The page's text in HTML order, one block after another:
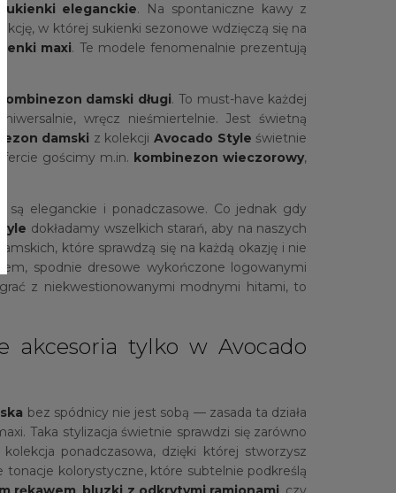
sukienki eleganckie. Na spontaniczne kawy z
w której sukienki sezonowe wdzięczą się na
maxi. Te modele fenomenalnie prezentują
kombinezon damski długi. To must-have każdej
wręcz nieśmiertelnie. Jest świetną
damski z kolekcjiAvocado Style świetnie
gościmy m.in. kombinezon wieczorowy,
eleganckie i ponadczasowe. Co jednak gdy
dokładamy wszelkich starań, aby na naszych
które sprawdzą się na każdą okazję i nie
spodnie dresowe wykończone logowanymi
z niekwestionowanymi modnymi hitami, to
akcesoria tylko w Avocado
bez spódnicy nie jest sobą — zasada ta działa
Taka stylizacja świetnie sprawdzi się zarówno
ponadczasowa, dzięki której stworzysz
tonacje kolorystyczne, które subtelnie podkreślą